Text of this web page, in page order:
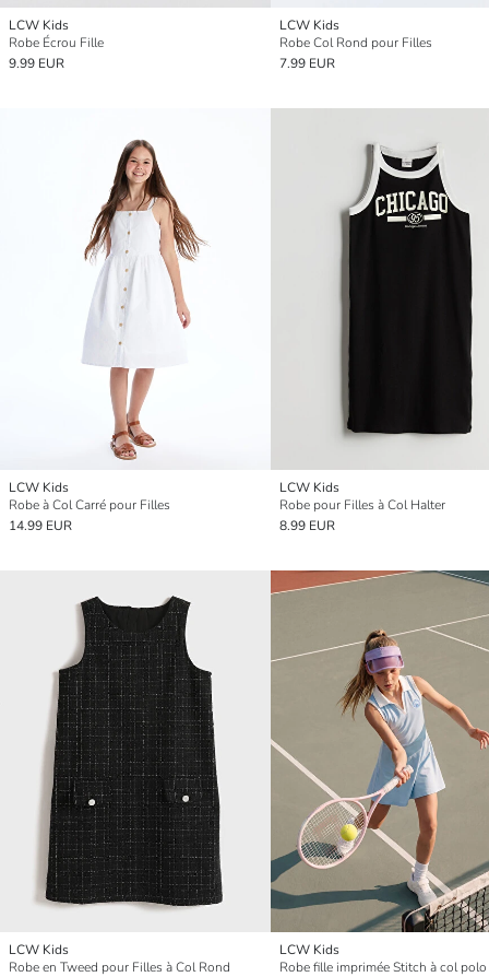
LCW Kids
Robe Écrou Fille
9.99 EUR
LCW Kids
Robe Col Rond pour Filles
7.99 EUR
LCW Kids
Robe à Col Carré pour Filles
14.99 EUR
LCW Kids
Robe pour Filles à Col Halter
8.99 EUR
LCW Kids
Robe en Tweed pour Filles à Col Rond
LCW Kids
Robe fille imprimée Stitch à col polo